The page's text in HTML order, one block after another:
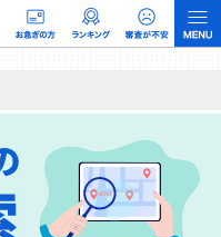
収益モデルです。 ただし、特定の
調査／ユーザーへの口コミ収集な
います。